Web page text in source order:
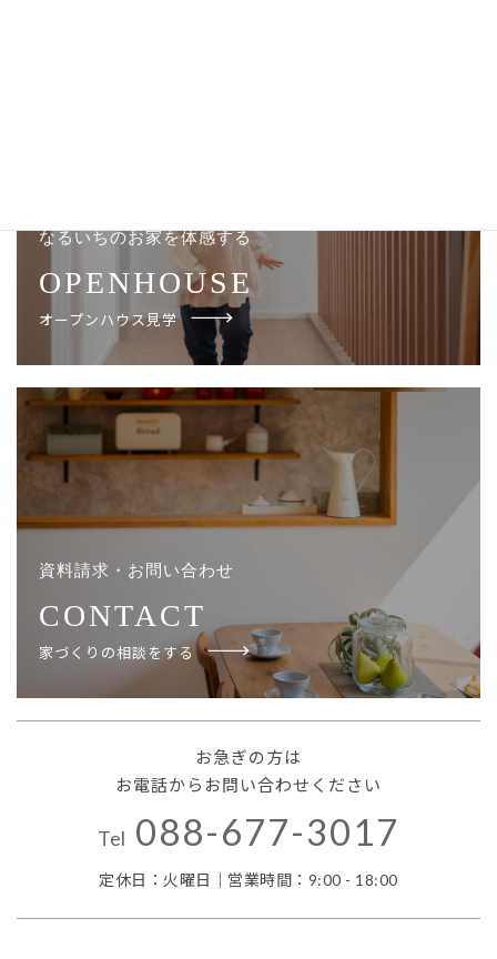
なるいちのお家を体感する
OPENHOUSE
オープンハウス見学
資料請求・お問い合わせ
CONTACT
家づくりの相談をする
お急ぎの方は
お電話からお問い合わせください
Tel 088-677-3017
定休日：火曜日｜営業時間：9:00 - 18:00